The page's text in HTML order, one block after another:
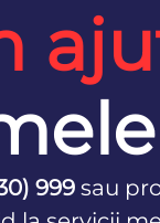
999 sau